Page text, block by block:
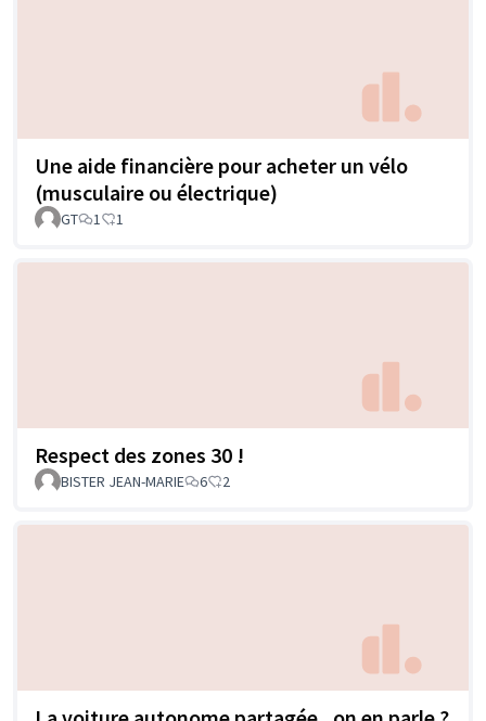
Une aide financière pour acheter un vélo
(musculaire ou électrique)
GT 1 1
Respect des zones 30 !
BISTER JEAN-MARIE 6 2